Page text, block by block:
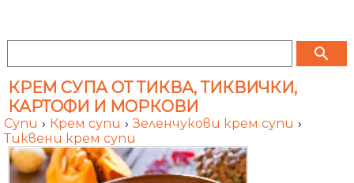
search
КРЕМ СУПА ОТ ТИКВА, ТИКВИЧКИ,
КАРТОФИ И МОРКОВИ
Супи › Крем супи › Зеленчукови крем супи ›
Тиквени крем супи